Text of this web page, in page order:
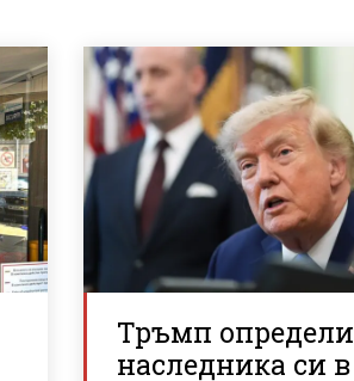
Тръмп определи
наследника си в